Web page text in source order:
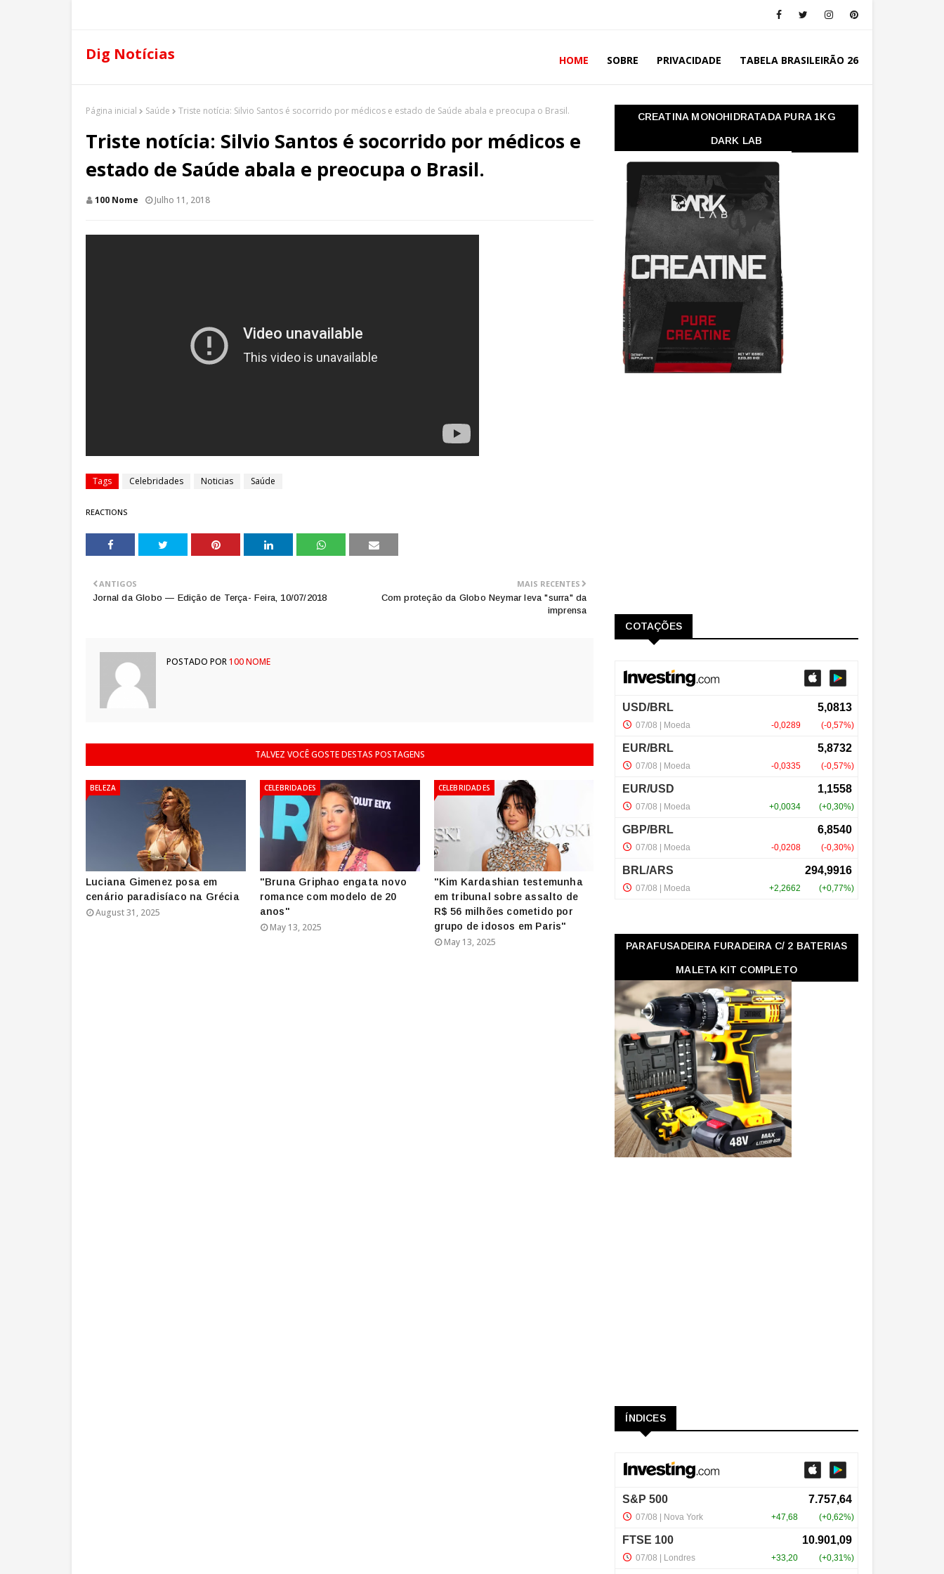
Dig Notícias HOME SOBRE PRIVACIDADE TABELA BRASILEIRÃO 26
Página inicial Saúde Triste notícia: Silvio Santos é socorrido por médicos e estado de Saúde abala e preocupa o Brasil.
Triste notícia: Silvio Santos é socorrido por médicos e
estado de Saúde abala e preocupa o Brasil.
100 Nome Julho 11, 2018
Tags Celebridades Noticias Saúde
REACTIONS
MAIS RECENTES
Com proteção da Globo Neymar leva "surra" da
imprensa
ANTIGOS
Jornal da Globo — Edição de Terça- Feira, 10/07/2018
POSTADO POR100 NOME
TALVEZ VOCÊ GOSTE DESTAS POSTAGENS
BELEZA
Luciana Gimenez posa em
cenário paradisíaco na Grécia
August 31, 2025
CELEBRIDADES
"Bruna Griphao engata novo
romance com modelo de 20
anos"
May 13, 2025
CELEBRIDADES
"Kim Kardashian testemunha
em tribunal sobre assalto de
R$ 56 milhões cometido por
grupo de idosos em Paris"
May 13, 2025
CREATINA MONOHIDRATADA PURA 1KG
DARK LAB
COTAÇÕES
PARAFUSADEIRA FURADEIRA C/ 2 BATERIAS
MALETA KIT COMPLETO
ÍNDICES